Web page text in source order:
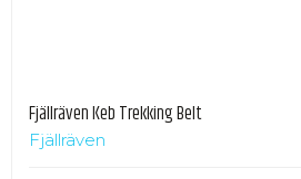
Fjällräven Keb Trekking Belt
Fjällräven